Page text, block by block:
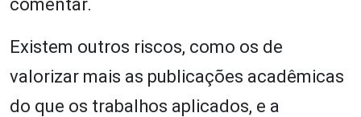
comentar.
Existem outros riscos, como os de
valorizar mais as publicações acadêmicas
do que os trabalhos aplicados, e a